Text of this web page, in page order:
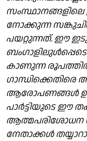
സംസ്ഥാനങ്ങളിലെ
നോക്കുന്ന
പയറ്റുന്നത്. ഈ
ബംഗാളിലുൾപ്പെടെ
കാണുന്ന
ഗാന്ധിക്കെതിരെ
ആരോപണങ്ങൾ
പാർട്ടിയുടെ ഈ
ആത്മപരിശോധന
നേതാക്കൾ